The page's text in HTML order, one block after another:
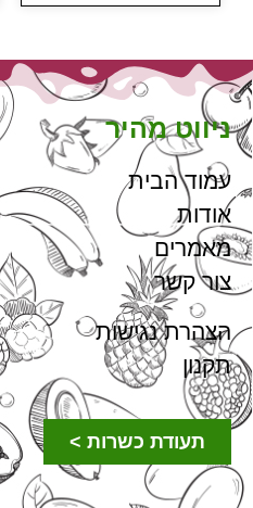
ניווט מהיר
עמוד הבית
אודות
מאמרים
צור קשר
הצהרת נגישות
תקנון
תעודת כשרות >